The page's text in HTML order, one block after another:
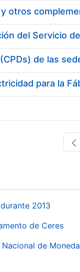
otros
2013
de Ceres
de